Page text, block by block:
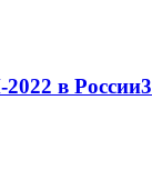
в России3